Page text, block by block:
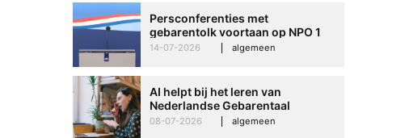
Speaksee Imelda helpt om te
groeien in haar werk
Persconferenties met
gebarentolk voortaan op NPO 1
Extra
14-07-2026 algemeen
AI helpt bij het leren van
Nederlandse Gebarentaal
08-07-2026 algemeen